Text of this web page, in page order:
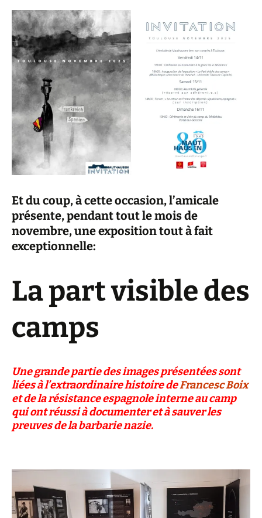
Et du coup, à cette occasion, l’amicale
présente, pendant tout le mois de
novembre, une exposition tout à fait
exceptionnelle:
La part visible des
camps
Une grande partie des images présentées sont
liées à l’extraordinaire histoire deFrancesc Boix
et de la résistance espagnole interne au camp
qui ont réussi à documenter et à sauver les
preuves de la barbarie nazie.